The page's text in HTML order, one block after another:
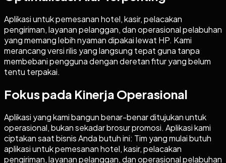
Aplikasi untuk pemesanan hotel, kasir, pelacakan
pengiriman, layanan pelanggan, dan operasional pelabuhan
yang memang lebih nyaman dipakai lewat HP. Kami
merancang versi rilis yang langsung tepat guna tanpa
membebani pengguna dengan deretan fitur yang belum
tentu terpakai.
Fokus pada Kinerja Operasional
Aplikasi yang kami bangun benar-benar ditujukan untuk
operasional, bukan sekadar brosur promosi. Aplikasi kami
ciptakan saat bisnis Anda butuh ini: Tim yang mulai butuh
aplikasi untuk pemesanan hotel, kasir, pelacakan
pengiriman, layanan pelanggan, dan operasional pelabuhan